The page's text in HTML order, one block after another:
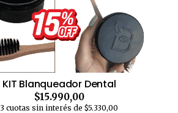
KIT Blanqueador Dental
$15.990,00
3 cuotas sin interés de $5.330,00